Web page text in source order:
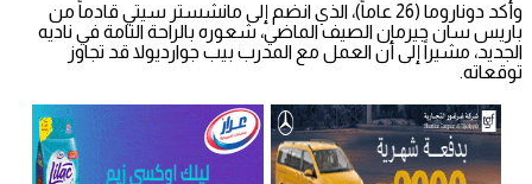
وأكد دوناروما (26 عاماً)، الذي انضم إلى مانشستر سيتي قادماً من
باريس سان جيرمان الصيف الماضي، شعوره بالراحة التامة في ناديه
الجديد، مشيراً إلى أن العمل مع المدرب بيب جوارديولا قد تجاوز
توقعاته.